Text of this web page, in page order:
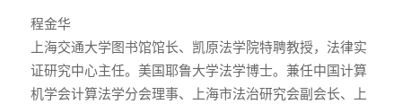
程金华
上海交通大学图书馆馆长、凯原法学院特聘教授，法律实
证研究中心主任。美国耶鲁大学法学博士。兼任中国计算
机学会计算法学分会理事、上海市法治研究会副会长、上